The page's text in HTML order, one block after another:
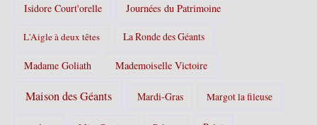
Isidore Court'orelle Journées du Patrimoine
L'Aigle à deux têtes La Ronde des Géants
Madame Goliath Mademoiselle Victoire
Maison des Géants Mardi-Gras Margot la fileuse